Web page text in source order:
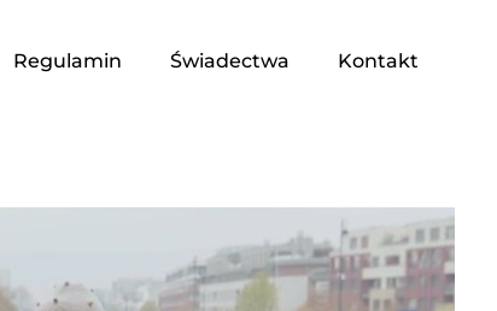
Regulamin Świadectwa Kontakt